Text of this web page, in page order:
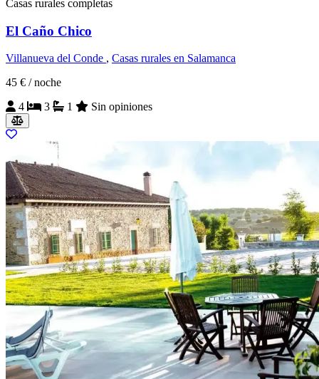
Casas rurales completas
El Caño Chico
Villanueva del Conde , Casas rurales en Salamanca
45 € / noche
4
3 1 Sin opiniones